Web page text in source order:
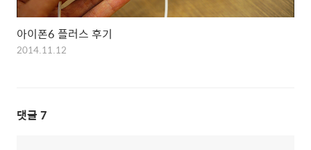
아이폰6 플러스 후기
2014.11.12
댓글 7